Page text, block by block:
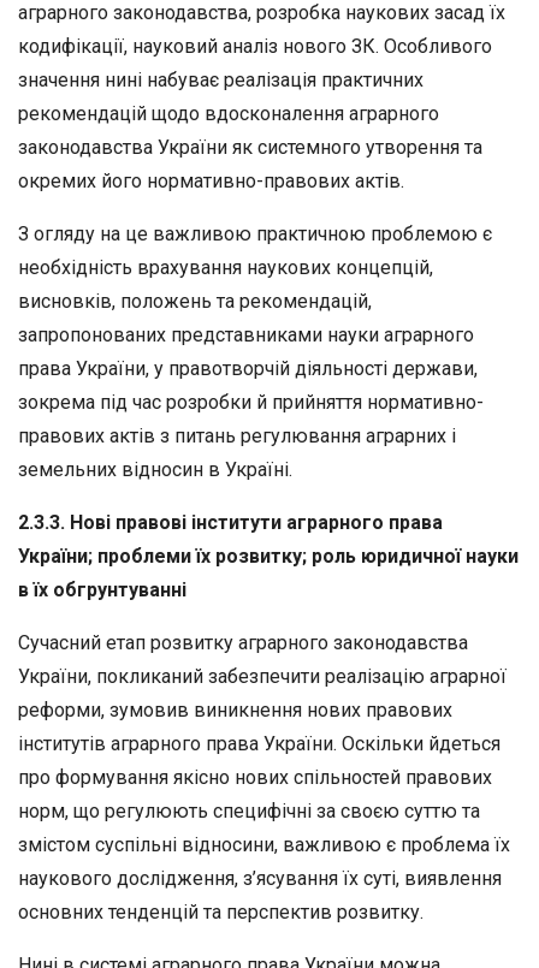
аграрного законодавства, розробка наукових засад їх
кодифікації, науковий аналіз нового ЗК. Особли­вого
значення нині набуває реалізація практичних
рекомендацій щодо вдосконалення аграрного
законодавства України як систем­ного утворення та
окремих його нормативно-правових актів.
З огляду на це важливою практичною проблемою є
необхідність врахування наукових концепцій,
висновків, положень та рекомен­дацій,
запропонованих представниками науки аграрного
права Ук­раїни, у правотворчій діяльності держави,
зокрема під час розроб­ки й прийняття нормативно-
правових актів з питань регулювання аграрних і
земельних відносин в Україні.
2.3.3. Нові правові інститути аграрного права
України; проблеми їх розвитку; роль юридичної науки
в їх обгрунтуванні
Сучасний етап розвитку аграрного законодавства
України, пок­ликаний забезпечити реалізацію аграрної
реформи, зумовив виник­нення нових правових
інститутів аграрного права України. Оскільки йдеться
про формування якісно нових спільностей правових
норм, що регулюють специфічні за своєю суттю та
змістом суспільні від­носини, важливою є проблема їх
наукового дослідження, з’ясування їх суті, виявлення
основних тенденцій та перспектив розвитку.